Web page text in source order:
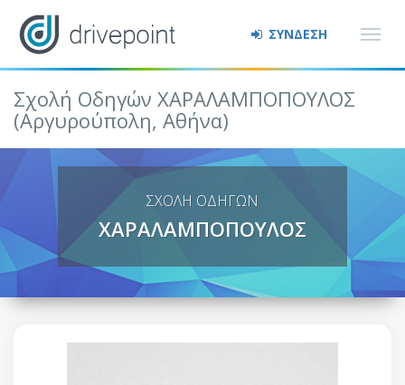
ΣΥΝΔΕΣΗ
Σχολή Οδηγών ΧΑΡΑΛΑΜΠΟΠΟΥΛΟΣ
(Αργυρούπολη, Αθήνα)
ΣΧΟΛΗ ΟΔΗΓΩΝ
ΧΑΡΑΛΑΜΠΟΠΟΥΛΟΣ